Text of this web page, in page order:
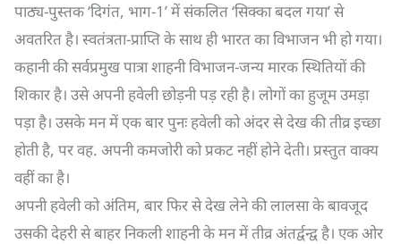
पाठ्य-पुस्तक ‘दिगंत, भाग-1’ में संकलित ‘सिक्का बदल गया’ से
अवतरित है। स्वतंत्रता-प्राप्ति के साथ ही भारत का विभाजन भी हो गया।
कहानी की सर्वप्रमुख पात्रा शाहनी विभाजन-जन्य मारक स्थितियों की
शिकार है। उसे अपनी हवेली छोड़नी पड़ रही है। लोगों का हुजूम उमड़ा
पड़ा है। उसके मन में एक बार पुनः हवेली को अंदर से देख की तीव्र इच्छा
होती है, पर वह. अपनी कमजोरी को प्रकट नहीं होने देती। प्रस्तुत वाक्य
वहीं का है।
अपनी हवेली को अंतिम, बार फिर से देख लेने की लालसा के बावजूद
उसकी देहरी से बाहर निकली शाहनी के मन में तीव्र अंतर्द्वन्द्व है। एक ओर